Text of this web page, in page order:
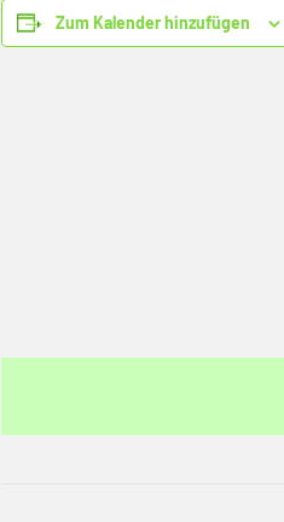
Zum Kalender hinzufügen